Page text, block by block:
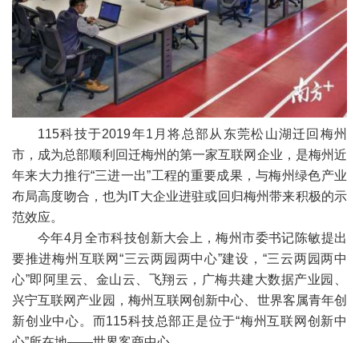
115科技于2019年1月将总部从东莞松山湖迁回梅州
市，成为总部顺利回迁梅州的第一家互联网企业，是梅州近
年来大力推行“三进一出”工程的重要成果，与梅州绿色产业
布局高度吻合，也为IT大企业进驻或回归梅州带来积极的示
范效应。
今年4月全市科技创新大会上，梅州市委书记陈敏提出
要推进梅州互联网“三云两园两中心”建设，“三云两园两中
心”即阿里云、金山云、飞翔云，广梅共建大数据产业园、
兴宁互联网产业园，梅州互联网创新中心、世界客属青年创
新创业中心。而115科技总部正是位于“梅州互联网创新中